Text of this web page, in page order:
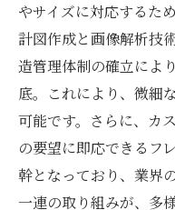
やサイズに対応するた
計図作成と画像解析技
造管理体制の確立によ
底。これにより、微細
可能です。さらに、カ
の要望に即応できるフ
幹となっており、業界
一連の取り組みが、多